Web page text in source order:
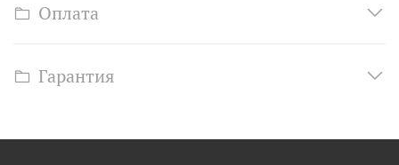
Оплата
Гарантия